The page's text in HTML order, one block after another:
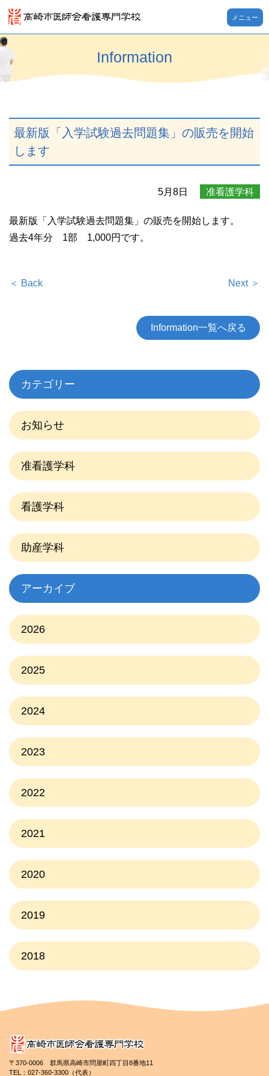
メニュー
Information
最新版「入学試験過去問題集」の販売を開始
します
5月8日 准看護学科
最新版「入学試験過去問題集」の販売を開始します。
過去4年分 1部 1,000円です。
＜ Back Next ＞
Information一覧へ戻る
カテゴリー
お知らせ
准看護学科
看護学科
助産学科
アーカイブ
2026
2025
2024
2023
2022
2021
2020
2019
2018
〒370-0006 群馬県高崎市問屋町四丁目8番地11
TEL：027-360-3300（代表）